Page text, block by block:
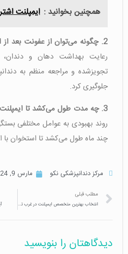
همچنین بخوانید : ایمپلنت
2. چگونه می‌توان از عفونت بعد از ایمپلنت جلوگیری کرد؟
رعایت بهداشت دهان و دندان،
تجویزشده و مراجعه منظم به
جلوگیری کرد.
3. چه مدت طول می‌کشد تا ایمپلنت دندان کاملاً بهبود یابد؟
روند بهبودی به عوامل مختلفی
چند ماه طول می‌کشد تا استخوان
مرکز دندانپزشکی نکو مارس 9, 2024
مطلب قبلی
انتخاب بهترین متخصص ایمپلنت در غرب تهران
دیدگاهتان را بنویسید